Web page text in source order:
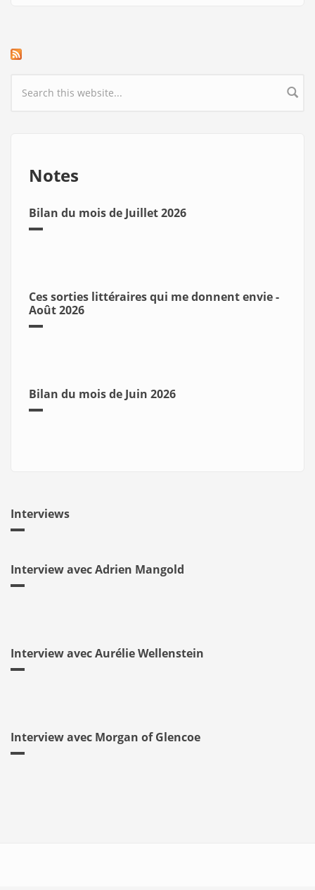
Search form
Notes
Bilan du mois de Juillet 2026
Ces sorties littéraires qui me donnent envie -
Août 2026
Bilan du mois de Juin 2026
Interviews
Interview avec Adrien Mangold
Interview avec Aurélie Wellenstein
Interview avec Morgan of Glencoe